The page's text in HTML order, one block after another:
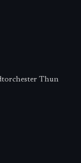
Thun